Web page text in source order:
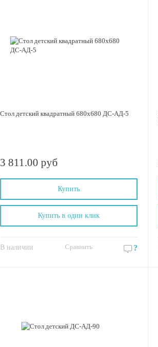
Стол детский квадратный 680х680 ДС-АД-5
3 811.00 руб
Купить
В наличии Сравнить ?
Купить в один клик